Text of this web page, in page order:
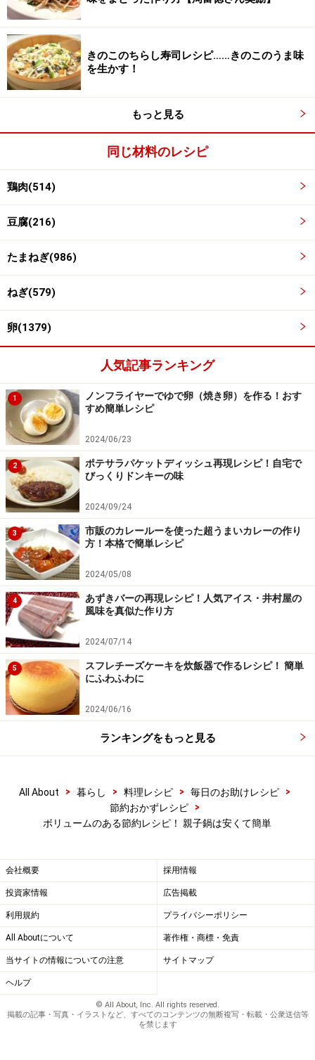
3
玉ねぎがしんなりしたら豆腐を入れる
玉ねぎがしんなりと煮えたら、豆腐を敷き詰めるように
並べて煮る。
4
豆腐に火が通ったら溶き卵を流し入れる
豆腐が熱々に煮えたところで、溶き卵を表面全体を覆う
感じで流し入れる。
長ネギを散らして弱火で蒸し煮
長ネギを散らし、蓋をして弱火で蒸し煮する。
きのこのちらし寿司レシピ……きのこのうま味
を生かす！
もっと見る
同じ材料のレシピ
鶏肉(514)
豆腐(216)
たまねぎ(986)
ねぎ(579)
卵(1379)
人気記事ランキング
1
ノンフライヤーでゆで卵（焼き卵）を作る！おす
すめ簡単レシピ
2024/06/23
2
ポテサラパケットディッシュ再現レシピ！自宅で
びっくりドンキーの味
2024/09/24
3
市販のカレールーを使った超うまいカレーの作り
方！本格で簡単レシピ
2024/05/08
4
あずきバーの再現レシピ！人気アイス・井村屋の
風味を真似た作り方
2024/07/14
5
スフレチーズケーキを炊飯器で作るレシピ！ 簡単
にふわふわに
2024/06/16
ランキングをもっと見る
All About > 暮らし > 料理レシピ > 毎日のお助けレシピ
>
節約おかずレシピ
>
ボリュームのある節約レシピ！ 親子鍋は安くて簡単
会社概要 採用情報
投資家情報 広告掲載
利用規約 プライバシーポリシー
All Aboutについて 著作権・商標・免責
当サイトの情報についての注意 サイトマップ
ヘルプ
© All About, Inc. All rights reserved.
掲載の記事・写真・イラストなど、すべてのコンテンツの無断複写・転載・公衆送信等
を禁じます